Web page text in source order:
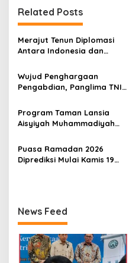
g
a
s
p
o
s
Related Posts
Merajut Tenun Diplomasi
Antara Indonesia dan
Wujud Penghargaan
Pengabdian, Panglima TNI
Ratusan Prajurit dan ASN
TNI
Program Taman Lansia
Aisyiyah Muhammadiyah
Pesantren Lansia
Puasa Ramadan 2026
Diprediksi Mulai Kamis 19
News Feed